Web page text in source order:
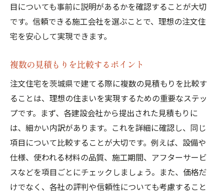
見積もり成功の秘訣:茨城県で注文住宅を建てる
には
予算内で理想を実現するための工夫
見積もりの見直しと最適化のポイント
住みやすさを考慮した設備選び
信頼できる施工会社との長期的な関係構築
地元の建材と技術を活かす方法
茨城県の注文住宅見積もりで失敗しないための
アドバイス
よくある見積もりの落とし穴とその対策
予算オーバーを防ぐための計画立案
目についても事前に説明があるかを確認することが大切
です。信頼できる施工会社を選ぶことで、理想の注文住
宅を安心して実現できます。
複数の見積もりを比較するポイント
注文住宅を茨城県で建てる際に複数の見積もりを比較す
ることは、理想の住まいを実現するための重要なステッ
プです。まず、各建設会社から提出された見積もりに
は、細かい内訳があります。これを詳細に確認し、同じ
項目について比較することが大切です。例えば、設備や
仕様、使われる材料の品質、施工期間、アフターサービ
スなどを項目ごとにチェックしましょう。また、価格だ
けでなく、各社の評判や信頼性についても考慮すること